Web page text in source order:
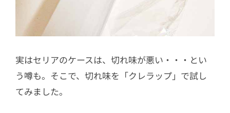
実はセリアのケースは、切れ味が悪い・・・とい
う噂も。そこで、切れ味を「クレラップ」で試し
てみました。